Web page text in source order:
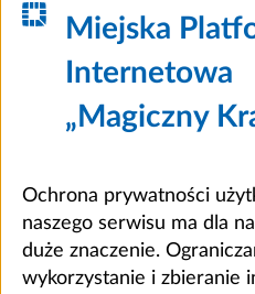
Miejska
Internetowa
„Magiczny
Ochrona prywatności
naszego serwisu ma dla
duże znaczenie.
wykorzystanie i zbieranie